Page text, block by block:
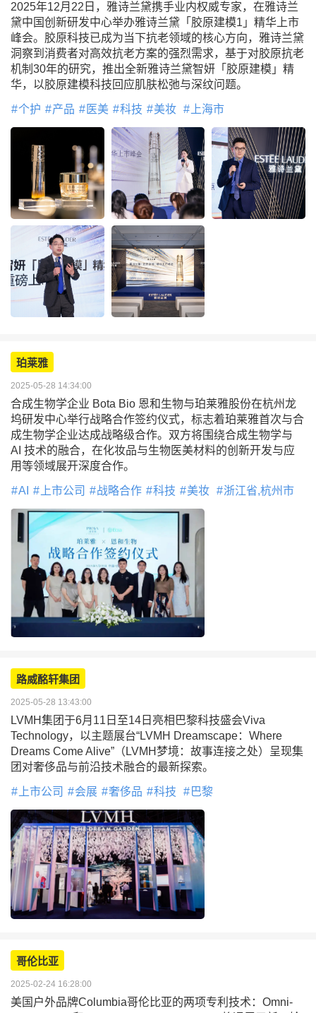
2025年12月22日，雅诗兰黛携手业内权威专家，在雅诗兰
黛中国创新研发中心举办雅诗兰黛「胶原建模1」精华上市
峰会。胶原科技已成为当下抗老领域的核心方向，雅诗兰黛
洞察到消费者对高效抗老方案的强烈需求，基于对胶原抗老
机制30年的研究，推出全新雅诗兰黛智妍「胶原建模」精
华，以胶原建模科技回应肌肤松弛与深纹问题。
个护 产品 医美 科技 美妆 上海市
珀莱雅
2025-05-28 14:34:00
合成生物学企业 Bota Bio 恩和生物与珀莱雅股份在杭州龙
坞研发中心举行战略合作签约仪式，标志着珀莱雅首次与合
成生物学企业达成战略级合作。双方将围绕合成生物学与
AI 技术的融合，在化妆品与生物医美材料的创新开发与应
用等领域展开深度合作。
AI 上市公司 战略合作 科技 美妆 浙江省,杭州市
路威酩轩集团
2025-05-28 13:43:00
LVMH集团于6月11日至14日亮相巴黎科技盛会Viva
Technology，以主题展台“LVMH Dreamscape：Where
Dreams Come Alive”（LVMH梦境：故事连接之处）呈现集
团对奢侈品与前沿技术融合的最新探索。
上市公司 会展 奢侈品 科技 巴黎
哥伦比亚
2025-02-24 16:28:00
美国户外品牌Columbia哥伦比亚的两项专利技术：Omni-